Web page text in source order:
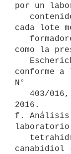
por un
cada lote
como la
conforme
N°
2016.
f. Análisis
canabidiol